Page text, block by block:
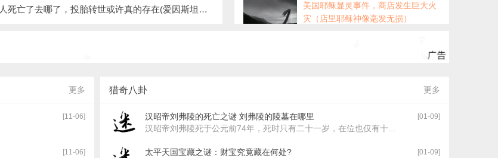
人死亡了去哪了，投胎转世或许真的存在(爱因斯坦证明灵魂存在)
美国耶稣显灵事件，商店发生巨大火
灾（店里耶稣神像毫发无损）
海底墓真的存在吗，存在(现实多为沉
活黑鳞鲛人现身事件，被美国捕获的
[10-09]
更多
[11-06]
[11-06]
猎奇八卦 更多
汉昭帝刘弗陵的死亡之谜 刘弗陵的陵墓在哪里 [01-09]
汉昭帝刘弗陵死于公元前74年，死时只有二十一岁，在位也仅有十...
太平天国宝藏之谜：财宝究竟藏在何处? [01-09]